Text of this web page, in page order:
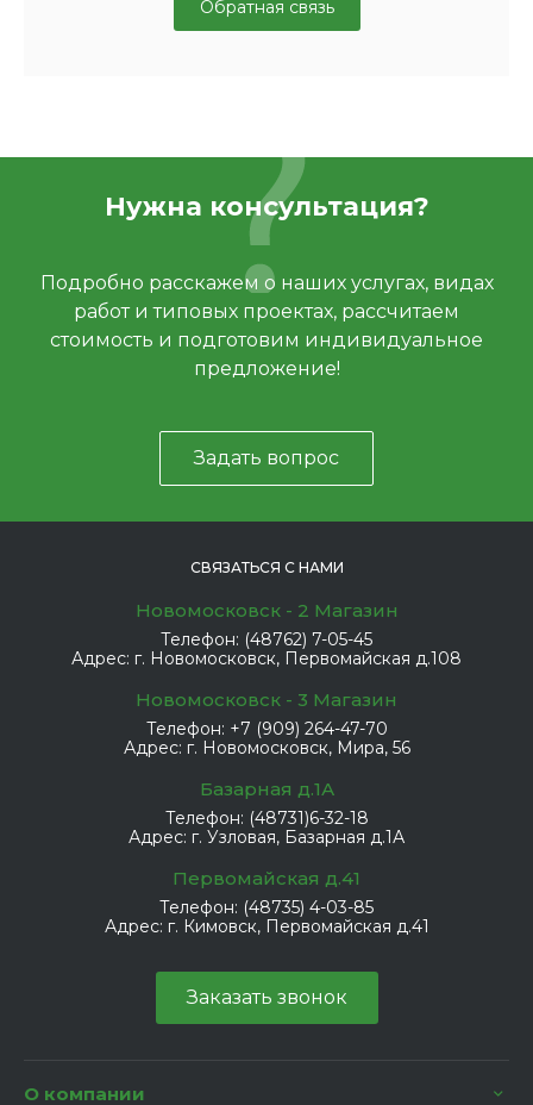
Обратная связь
Нужна консультация?
Подробно расскажем о наших услугах, видах
работ и типовых проектах, рассчитаем
стоимость и подготовим индивидуальное
предложение!
Задать вопрос
СВЯЗАТЬСЯ С НАМИ
Новомосковск - 2 Магазин
Телефон: (48762) 7-05-45
Адрес: г. Новомосковск, Первомайская д.108
Новомосковск - 3 Магазин
Телефон: +7 (909) 264-47-70
Адрес: г. Новомосковск, Мира, 56
Базарная д.1А
Телефон: (48731)6-32-18
Адрес: г. Узловая, Базарная д.1А
Первомайская д.41
Телефон: (48735) 4-03-85
Адрес: г. Кимовск, Первомайская д.41
Заказать звонок
О компании